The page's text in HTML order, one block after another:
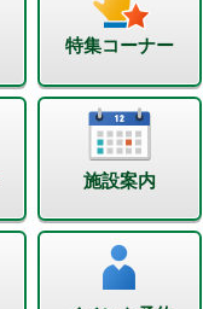
特集コーナー
施設案内